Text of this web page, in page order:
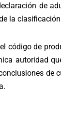
de
la
código de
autoridad
de